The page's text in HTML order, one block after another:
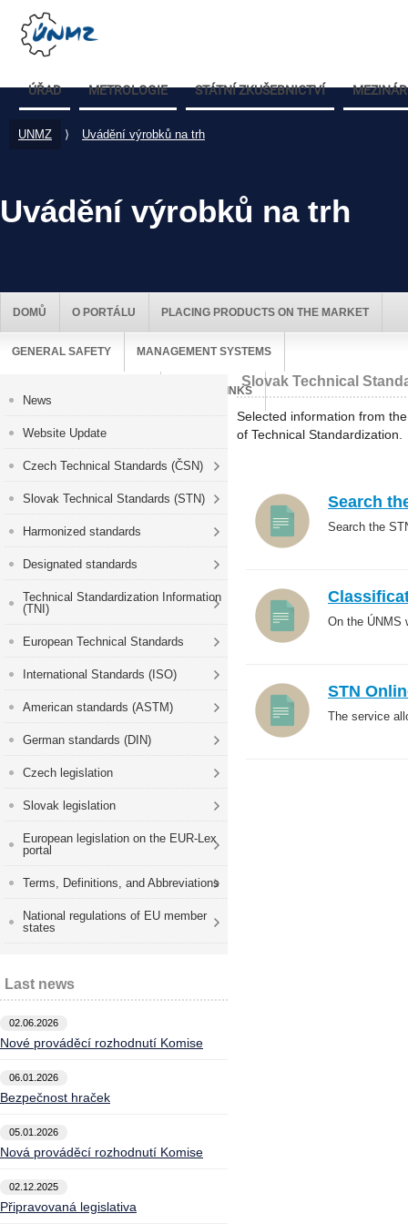
ÚŘAD METROLOGIE STÁTNÍ ZKUŠEBNICTVÍ
UNMZ ⟩ Uvádění výrobků na trh
Uvádění výrobků na trh
DOMŮ O PORTÁLU PLACING PRODUCTS ON THE MARKET
GENERAL SAFETY MANAGEMENT SYSTEMS
USEFUL LINKS
News
Website Update
Czech Technical Standards (ČSN)
Slovak Technical Standards (STN)
Harmonized standards
Designated standards
Technical Standardization Information
(TNI)
European Technical Standards
International Standards (ISO)
American standards (ASTM)
German standards (DIN)
Czech legislation
Slovak legislation
European legislation on the EUR-Lex
portal
Terms, Definitions, and Abbreviations
National regulations of EU member
states
Last news
02.06.2026
Nové prováděcí rozhodnutí Komise
06.01.2026
Bezpečnost hraček
05.01.2026
Nová prováděcí rozhodnutí Komise
02.12.2025
Připravovaná legislativa
Slovak Technical
Selected information from
of Technical Standardization.
Search
Search the
On the ÚNMS
STN
The service